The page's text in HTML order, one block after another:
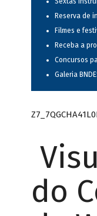
Reserva de
Filmes e
Receba a
Concursos
Galeria
do